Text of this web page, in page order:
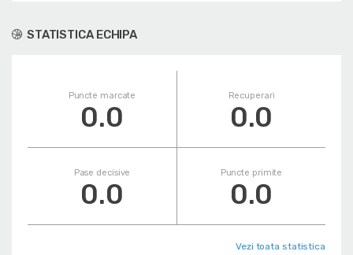
STATISTICA ECHIPA
Puncte marcate
0.0
Recuperari
0.0
Pase decisive
0.0
Puncte primite
0.0
Vezi toata statistica